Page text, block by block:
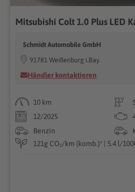
Schmidt Automobile GmbH
91781 Weißenburg i.Bay.
Händler kontaktieren
10 km
12/2025
Benzin
121g CO₂/km (komb.)* | 5.4 l/